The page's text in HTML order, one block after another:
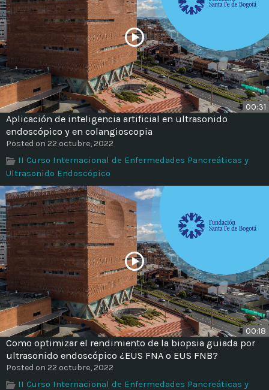
00:31
Aplicación de inteligencia artificial en ultrasonido
endoscópico y en colangioscopia
Posted on 22 octubre, 2022
II Curso Internacional de Enfermedades Pancreáticas y
Ultrasonido Endoscópico
00:18
Como optimizar el rendimiento de la biopsia guiada por
ultrasonido endoscópico ¿EUS FNA o EUS FNB?
Posted on 22 octubre, 2022
II Curso Internacional de Enfermedades Pancreáticas y